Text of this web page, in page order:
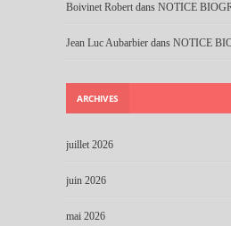
Boivinet Robert dans NOTICE
Jean Luc Aubarbier dans NOTICE
ARCHIVES
juillet 2026
juin 2026
mai 2026